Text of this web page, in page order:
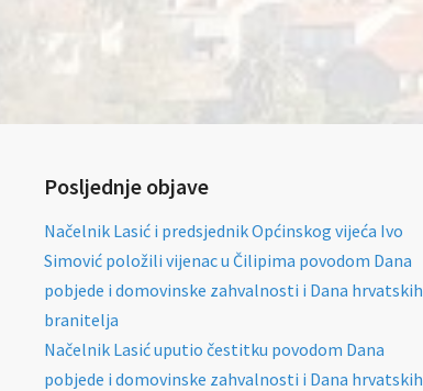
Posljednje objave
Načelnik Lasić i predsjednik Općinskog vijeća Ivo
Simović položili vijenac u Čilipima povodom Dana
pobjede i domovinske zahvalnosti i Dana hrvatskih
branitelja
Načelnik Lasić uputio čestitku povodom Dana
pobjede i domovinske zahvalnosti i Dana hrvatskih